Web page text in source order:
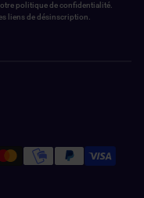
politique de confidentialité.
liens de désinscription.